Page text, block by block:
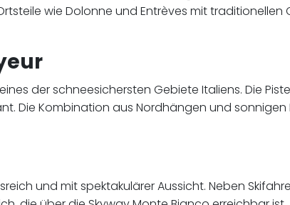
wie Dolonne und Entrèves mit
der schneesichersten Gebiete Italiens. Die
Die Kombination aus Nordhängen und
und mit spektakulärer Aussicht. Neben